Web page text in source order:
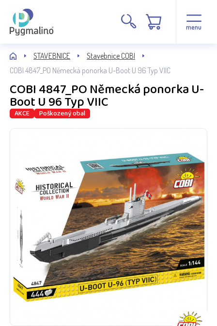
menu
STAVEBNICE
Stavebnice COBI
COBI 4847_PO Německá ponorka U-Boot U 96 Typ VIIC
COBI 4847_PO Německá ponorka U-
Boot U 96 Typ VIIC
AKCE Poškozený obal